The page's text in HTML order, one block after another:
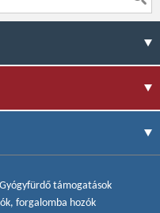
támogatások
forgalomba hozók